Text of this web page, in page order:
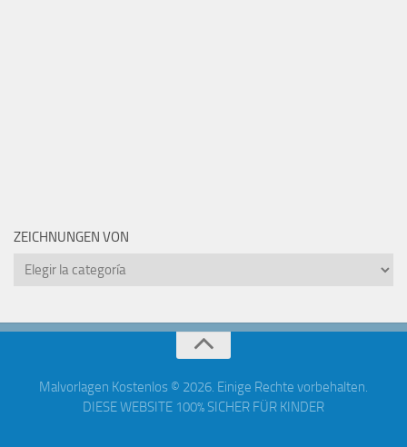
ZEICHNUNGEN VON
Zeichnungen
Malvorlagen Kostenlos © 2026. Einige Rechte vorbehalten.
DIESE WEBSITE 100% SICHER FÜR KINDER